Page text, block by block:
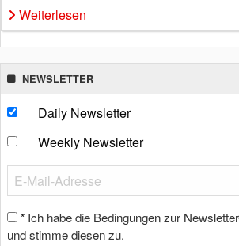
Weiterlesen
NEWSLETTER
Daily Newsletter
Weekly Newsletter
* Ich habe die Bedingungen zur
und stimme diesen zu.